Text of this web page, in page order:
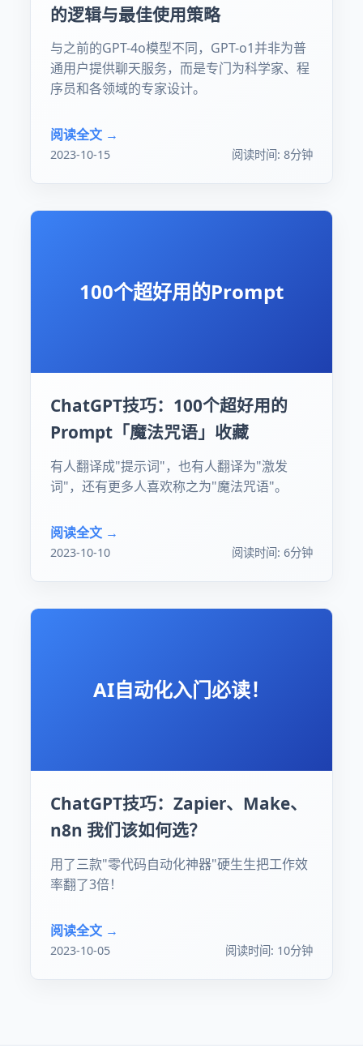
的逻辑与最佳使用策略
与之前的GPT-4o模型不同，GPT-o1并非为普
通用户提供聊天服务，而是专门为科学家、程
序员和各领域的专家设计。
阅读全文 →
2023-10-15 阅读时间: 8分钟
100个超好用的Prompt
ChatGPT技巧：100个超好用的
Prompt「魔法咒语」收藏
有人翻译成"提示词"，也有人翻译为"激发
词"，还有更多人喜欢称之为"魔法咒语"。
阅读全文 →
2023-10-10 阅读时间: 6分钟
AI自动化入门必读！
ChatGPT技巧：Zapier、Make、
n8n 我们该如何选？
用了三款"零代码自动化神器"硬生生把工作效
率翻了3倍！
阅读全文 →
2023-10-05 阅读时间: 10分钟